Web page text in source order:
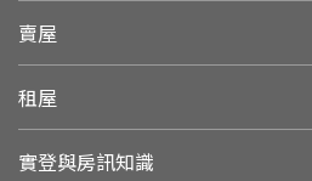
賣屋
租屋
實登與房訊知識